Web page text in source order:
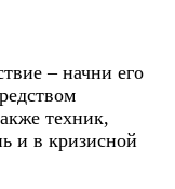
– начни его
техник,
и в кризисной